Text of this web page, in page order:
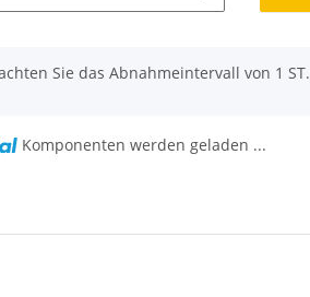
Sie das Abnahmeintervall von 1 ST.
Komponenten werden geladen ...